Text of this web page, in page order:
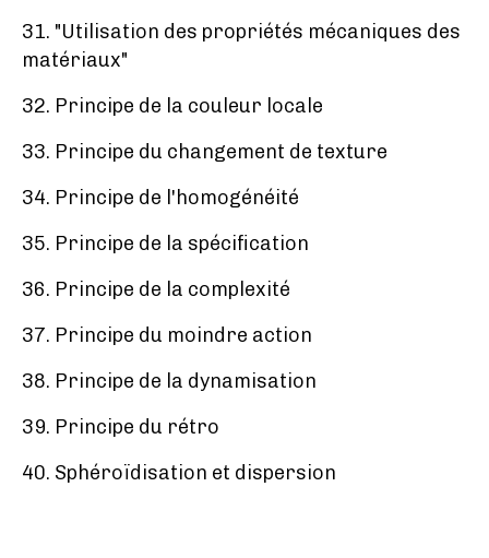
31. "Utilisation des propriétés mécaniques des
matériaux"
32. Principe de la couleur locale
33. Principe du changement de texture
34. Principe de l'homogénéité
35. Principe de la spécification
36. Principe de la complexité
37. Principe du moindre action
38. Principe de la dynamisation
39. Principe du rétro
40. Sphéroïdisation et dispersion